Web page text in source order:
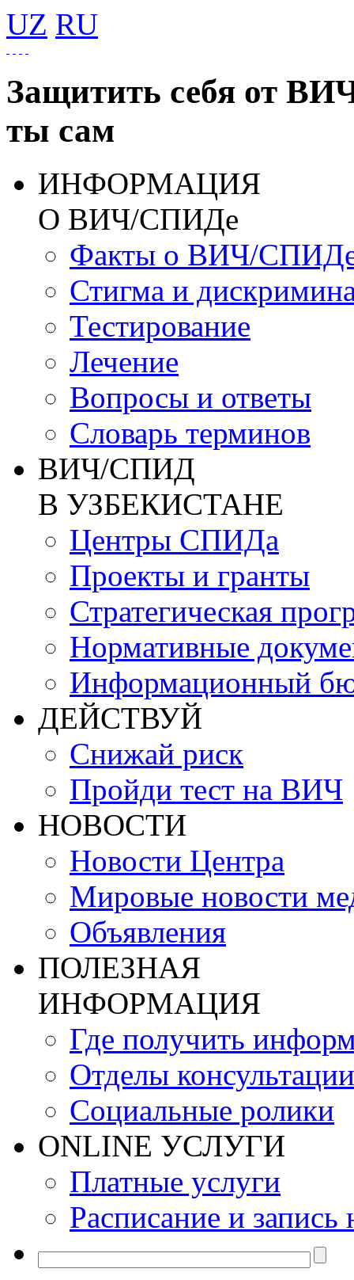
UZ RU
Защитить себя от
ты сам
ИНФОРМАЦИЯ
О ВИЧ/СПИДе
Факты о ВИЧ/
Стигма и
Тестирование
Лечение
Вопросы и ответы
Словарь терминов
ВИЧ/СПИД
В УЗБЕКИСТАНЕ
Центры СПИДа
Проекты и гранты
Стратегическая
Нормативные
Информационный
ДЕЙСТВУЙ
Снижай риск
Пройди тест на ВИЧ
НОВОСТИ
Новости Центра
Мировые новости
Объявления
ПОЛЕЗНАЯ
ИНФОРМАЦИЯ
Где получить
Отделы консультации
Социальные ролики
ONLINE УСЛУГИ
Платные услуги
Расписание и запись